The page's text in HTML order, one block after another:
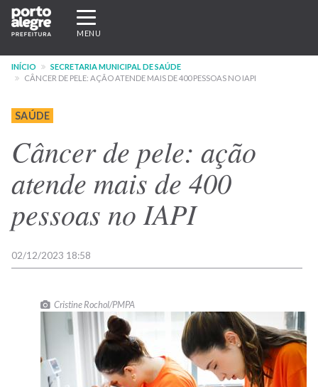
Pular
para
conteúdo
principal
Expandir/recolher
navegação
MENU
INÍCIO
SECRETARIA MUNICIPAL DE SAÚDE
CÂNCER DE PELE: AÇÃO ATENDE MAIS DE 400 PESSOAS NO IAPI
SAÚDE
Câncer de pele: ação
atende mais de 400
pessoas no IAPI
02/12/2023 18:58
Cristine Rochol/PMPA